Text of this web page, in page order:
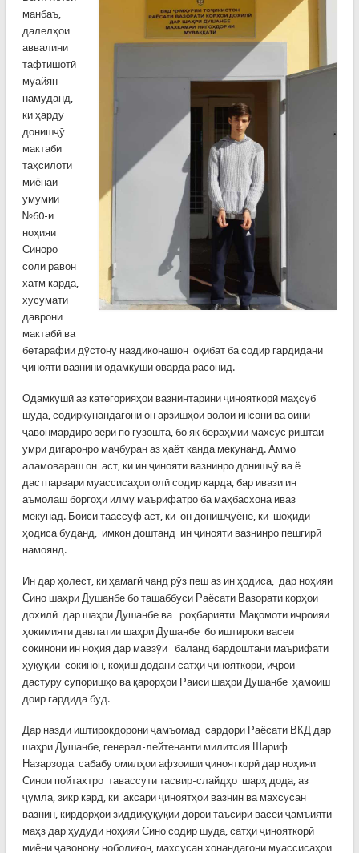
манбаъ,
далелҳои
аввалини
тафтишотӣ
муайян
намуданд,
ки ҳарду
донишҷӯ
мактаби
таҳсилоти
миёнаи
умумии
№60-и
ноҳияи
Синоро
соли равон
хатм карда,
хусумати
даврони
мактабӣ ва
бетарафии дӯстону наздиконашон оқибат ба содир гардидани
ҷинояти вазнини одамкушӣ оварда расонид.
Одамкушӣ аз категорияҳои вазнинтарини ҷинояткорӣ маҳсуб
шуда, содиркунандагони он арзишҳои волои инсонӣ ва оини
ҷавонмардиро зери по гузошта, бо як бераҳмии махсус риштаи
умри дигаронро маҷбуран аз ҳаёт канда мекунанд. Аммо
аламовараш он аст, ки ин ҷинояти вазнинро донишҷӯ ва ё
дастпарвари муассисаҳои олӣ содир карда, бар ивази ин
аъмолаш боргоҳи илму маърифатро ба маҳбасхона иваз
мекунад. Боиси таассуф аст, ки он донишҷӯёне, ки шоҳиди
ҳодиса буданд, имкон доштанд ин ҷинояти вазнинро пешгирӣ
намоянд.
Ин дар ҳолест, ки ҳамагӣ чанд рӯз пеш аз ин ҳодиса, дар ноҳияи
Сино шаҳри Душанбе бо ташаббуси Раёсати Вазорати корҳои
дохилӣ дар шаҳри Душанбе ва роҳбарияти Мақомоти иҷроияи
ҳокимияти давлатии шаҳри Душанбе бо иштироки васеи
сокинони ин ноҳия дар мавзӯи баланд бардоштани маърифати
ҳуқуқии сокинон, коҳиш додани сатҳи ҷинояткорӣ, иҷрои
дастуру супоришҳо ва қарорҳои Раиси шаҳри Душанбе ҳамоиш
доир гардида буд.
Дар назди иштирокдорони ҷамъомад сардори Раёсати ВКД дар
шаҳри Душанбе, генерал-лейтенанти милитсия Шариф
Назарзода сабабу омилҳои афзоиши ҷинояткорӣ дар ноҳияи
Синои пойтахтро тавассути тасвир-слайдҳо шарҳ дода, аз
ҷумла, зикр кард, ки аксари ҷиноятҳои вазнин ва махсусан
вазнин, кирдорҳои зиддиҳуқуқии дорои таъсири васеи ҷамъиятӣ
маҳз дар ҳудуди ноҳияи Сино содир шуда, сатҳи ҷинояткорӣ
миёни ҷавонону ноболиғон, махсусан хонандагони муассисаҳои